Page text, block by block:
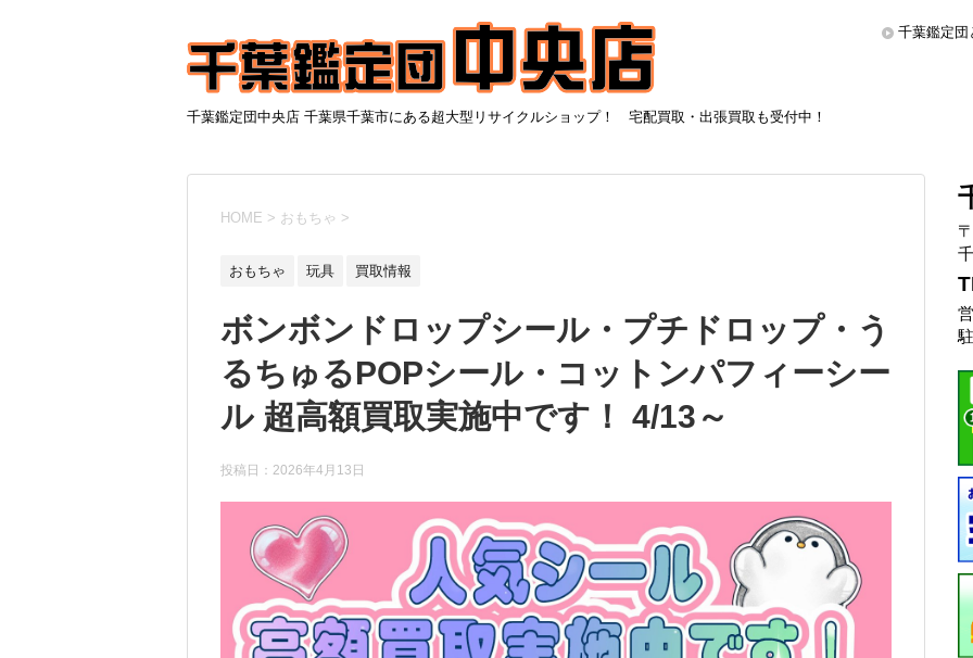
千葉鑑定団中央店 千葉県千葉市にある超大型リサイクルショップ！ 宅配買取・出張買取も受付中！
千葉鑑定団
HOME > おもちゃ >
おもちゃ 玩具 買取情報
ボンボンドロップシール・プチドロップ・う
るちゅるPOPシール・コットンパフィーシー
ル 超高額買取実施中です！ 4/13～
投稿日： 2026年4月13日